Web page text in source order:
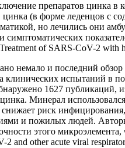
препаратов
цинка (в форме леденцов
но лечились они
of SARS-CoV-2 with
немало и последний
клинических испытаний в
1627 публикаций,
Минерал
снижает риск
и пожилых людей.
этого
2 and other acute viral